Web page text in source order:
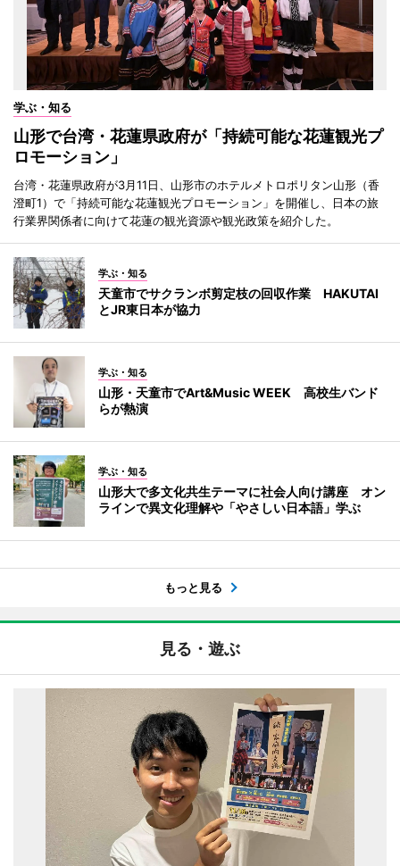
学ぶ・知る
山形で台湾・花蓮県政府が「持続可能な花蓮観光プ
ロモーション」
台湾・花蓮県政府が3月11日、山形市のホテルメトロポリタン山形（香
澄町1）で「持続可能な花蓮観光プロモーション」を開催し、日本の旅
行業界関係者に向けて花蓮の観光資源や観光政策を紹介した。
学ぶ・知る
天童市でサクランボ剪定枝の回収作業 HAKUTAI
とJR東日本が協力
学ぶ・知る
山形・天童市でArt&Music WEEK 高校生バンド
らが熱演
学ぶ・知る
山形大で多文化共生テーマに社会人向け講座 オン
ラインで異文化理解や「やさしい日本語」学ぶ
もっと見る
見る・遊ぶ